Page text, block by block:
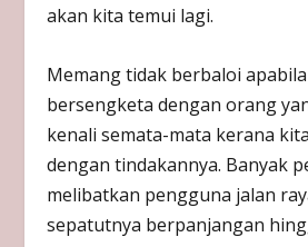
akan kita temui lagi.
Memang tidak berbaloi
bersengketa dengan orang
kenali semata-mata kerana
dengan tindakannya. Banyak
melibatkan pengguna jalan
sepatutnya berpanjangan